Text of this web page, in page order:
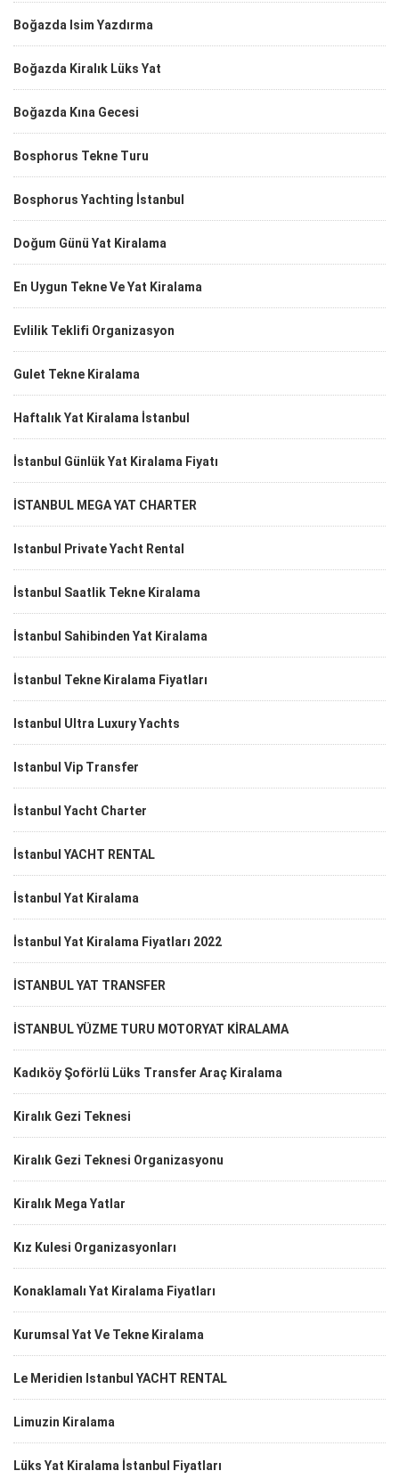
Boğazda Isim Yazdırma
Boğazda Kiralık Lüks Yat
Boğazda Kına Gecesi
Bosphorus Tekne Turu
Bosphorus Yachting İstanbul
Doğum Günü Yat Kiralama
En Uygun Tekne Ve Yat Kiralama
Evlilik Teklifi Organizasyon
Gulet Tekne Kiralama
Haftalık Yat Kiralama İstanbul
İstanbul Günlük Yat Kiralama Fiyatı
İSTANBUL MEGA YAT CHARTER
Istanbul Private Yacht Rental
İstanbul Saatlik Tekne Kiralama
İstanbul Sahibinden Yat Kiralama
İstanbul Tekne Kiralama Fiyatları
Istanbul Ultra Luxury Yachts
Istanbul Vip Transfer
İstanbul Yacht Charter
İstanbul YACHT RENTAL
İstanbul Yat Kiralama
İstanbul Yat Kiralama Fiyatları 2022
İSTANBUL YAT TRANSFER
İSTANBUL YÜZME TURU MOTORYAT KİRALAMA
Kadıköy Şoförlü Lüks Transfer Araç Kiralama
Kiralık Gezi Teknesi
Kiralık Gezi Teknesi Organizasyonu
Kiralık Mega Yatlar
Kız Kulesi Organizasyonları
Konaklamalı Yat Kiralama Fiyatları
Kurumsal Yat Ve Tekne Kiralama
Le Meridien Istanbul YACHT RENTAL
Limuzin Kiralama
Lüks Yat Kiralama İstanbul Fiyatları